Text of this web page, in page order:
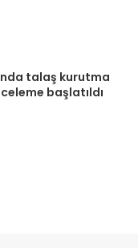
talaş kurutma
başlatıldı